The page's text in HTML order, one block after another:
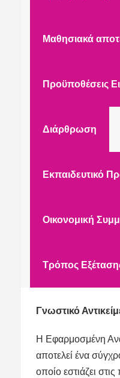
Μαθησιακά
Προϋποθέσεις
Διάρθρωση
Εκπαιδευτικό
Οικονομική
Τρόπος
Γνωστικό
Η Εφαρμοσμένη
αποτελεί ένα
οποίο εστιάζει